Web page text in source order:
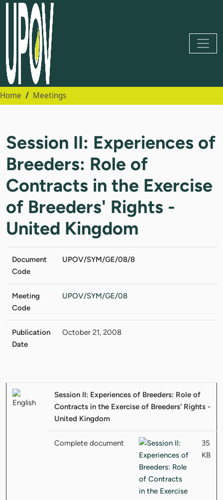
Home Meetings
Session II: Experiences of
Breeders: Role of
Contracts in the Exercise
of Breeders' Rights -
United Kingdom
Document
Code
UPOV/SYM/GE/08/8
Meeting
Code
UPOV/SYM/GE/08
Publication
Date
October 21, 2008
Session II: Experiences of Breeders: Role of
Contracts in the Exercise of Breeders' Rights -
United Kingdom
Complete document
35
KB